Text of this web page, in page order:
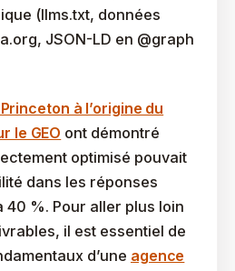
(llms.txt, données
JSON-LD en @graph
à l’origine du
le GEO ont démontré
optimisé pouvait
dans les réponses
40 %. Pour aller plus loin
il est essentiel de
d’une agence